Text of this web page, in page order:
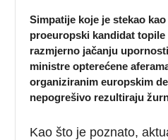
Simpatije koje je stekao
proeuropski kandidat
razmjerno jačanju
ministre opterećene
organiziranim europskim
nepogrešivo rezultiraju
Kao što je poznato,